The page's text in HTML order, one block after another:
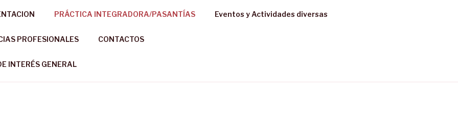
PRÁCTICA INTEGRADORA/PASANTÍAS Eventos y Actividades diversas
PROFESIONALES CONTACTOS
INTERÉS GENERAL